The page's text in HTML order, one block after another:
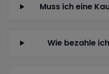
Muss ich eine
Wie bezahle